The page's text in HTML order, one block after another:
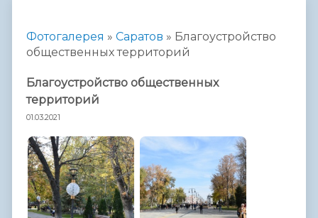
Фотогалерея » Саратов » Благоустройство
общественных территорий
Благоустройство общественных
территорий
01.03.2021